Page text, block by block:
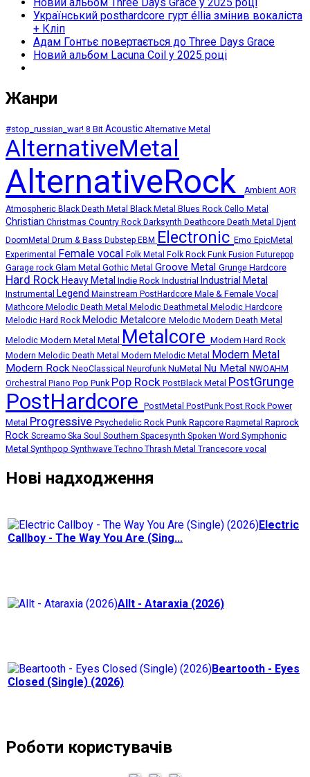
Український posthardcore гурт éllia змінив вокаліста
+ Кліп
Адам Гонтьє повертається до Three Days Grace
Новий альбом Lacuna Coil у 2025 році
Жанри
#stop_russian_war! 8 Bit Acoustic Alternative Metal
AlternativeMetal
AlternativeRock Ambient AOR
Atmospheric Black Death Metal Black Metal Blues Rock Cello Metal
Christian Christmas Country Rock Darksynth Deathcore Death Metal
Djent
DoomMetal
Drum & Bass Dubstep EBM Electronic Emo EpicMetal
Experimental Female vocal Folk Metal Folk Rock Funk Fusion Futurepop
Garage rock Glam Metal Gothic Metal Groove Metal Grunge Hardcore
Hard Rock Heavy Metal Indie Rock Industrial Industrial Metal
Instrumental Legend Mainstream PostHardcore Male & Female Vocal
Mathcore Melodic Death Metal Melodic Deathmetal Melodic Hardcore
Melodic Hard Rock Melodic Metalcore Melodic Modern Death Metal
Melodic Modern Metal Metal Metalcore Modern Hard Rock
Modern Melodic Death Metal Modern Melodic Metal Modern Metal
Modern Rock NeoClassical Neurofunk NuMetal Nu Metal NWOAHM
Orchestral
Piano Pop Punk Pop Rock PostBlack Metal PostGrunge
PostHardcore PostMetal PostPunk Post Rock Power
Metal Progressive Psychedelic Rock Punk Rapcore Rapmetal Raprock
Rock Screamo Ska Soul Southern Spacesynth Spoken Word Symphonic
Metal Synthpop Synthwave Techno Thrash Metal Trancecore vocal
Нові надходження
Electric
Callboy - The Way You Are (Sing...
Allt - Ataraxia (2026)
Beartooth - Eyes
Closed (Single) (2026)
Роботи користувачів